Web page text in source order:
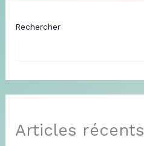
Rechercher
Articles récents